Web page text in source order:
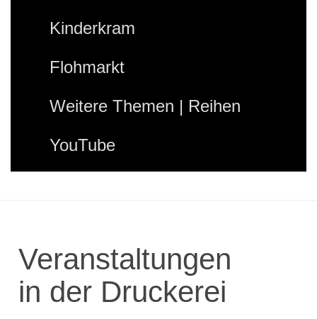
Kinderkram
Flohmarkt
Weitere Themen | Reihen
YouTube
Veranstaltungen
in der Druckerei